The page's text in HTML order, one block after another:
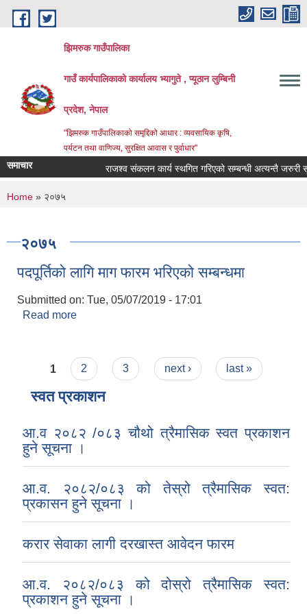
Skip to main content
झिमरुक गाउँपालिका
गाउँ कार्यपालिकाको कार्यालय भ्यागुते , प्यूठान लुम्बिनी
प्रदेश, नेपाल
"झिमरुक गाउँपालिकाको समृद्दिको आधार : व्यवसायिक कृषि,
पर्यटन तथा वाणिज्य, सुरक्षित आवास र पुर्वाधार"
समाचार राजश्व संकलन कार्य स्थगित गरिएको सम्बन्धी अत्यन्तै जरुरी
You are here
Home » २०७५
२०७५
पदपूर्तिको लागि माग फारम भरिएको सम्बन्धमा
Submitted on: Tue, 05/07/2019 - 17:01
Read more
Pages
1 2 3 next › last »
स्वत प्रकाशन
आ.व २०८२ /०८३ चौथो त्रैमासिक स्वत प्रकाशन
हुने सूचना ।
आ.व. २०८२/०८३ को तेस्रो त्रैमासिक स्वत:
प्रकासन हुने सूचना ।
करार सेवाका लागी दरखास्त आवेदन फारम
आ.व. २०८२/०८३ को दोस्रो त्रैमासिक स्वत:
प्रकाशन हुने सूचना ।